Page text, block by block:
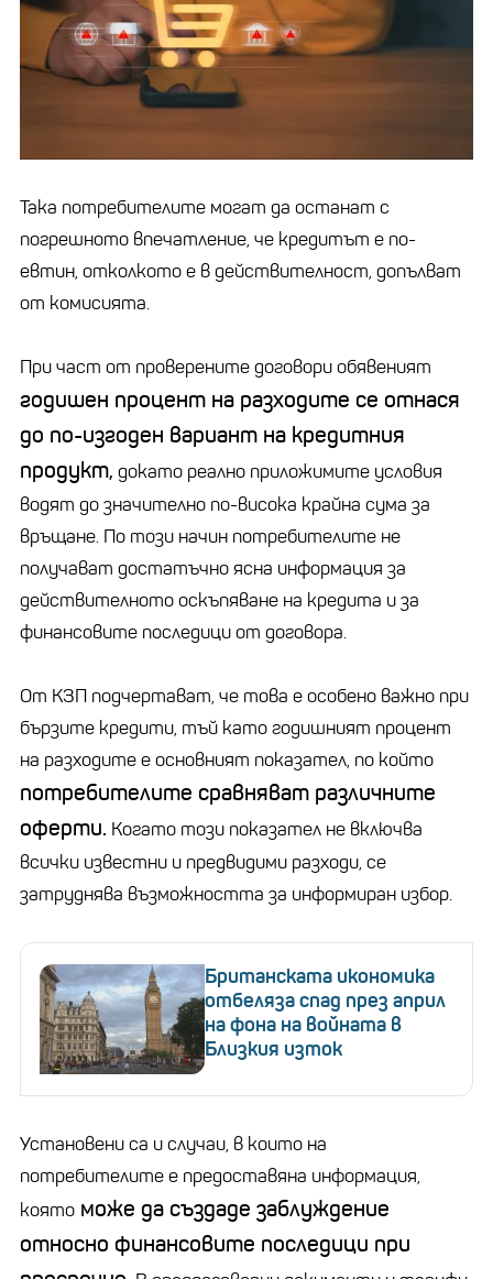
Така потребителите могат да останат с
погрешното впечатление, че кредитът е по-
евтин, отколкото е в действителност, допълват
от комисията.
При част от проверените договори обявеният
годишен процент на разходите се отнася
до по-изгоден вариант на кредитния
продукт, докато реално приложимите условия
водят до значително по-висока крайна сума за
връщане. По този начин потребителите не
получават достатъчно ясна информация за
действителното оскъпяване на кредита и за
финансовите последици от договора.
От КЗП подчертават, че това е особено важно при
бързите кредити, тъй като годишният процент
на разходите е основният показател, по който
потребителите сравняват различните
оферти. Когато този показател не включва
всички известни и предвидими разходи, се
затруднява възможността за информиран избор.
Британската икономика
отбеляза спад през април
на фона на войната в
Близкия изток
Установени са и случаи, в които на
потребителите е предоставяна информация,
която може да създаде заблуждение
относно финансовите последици при